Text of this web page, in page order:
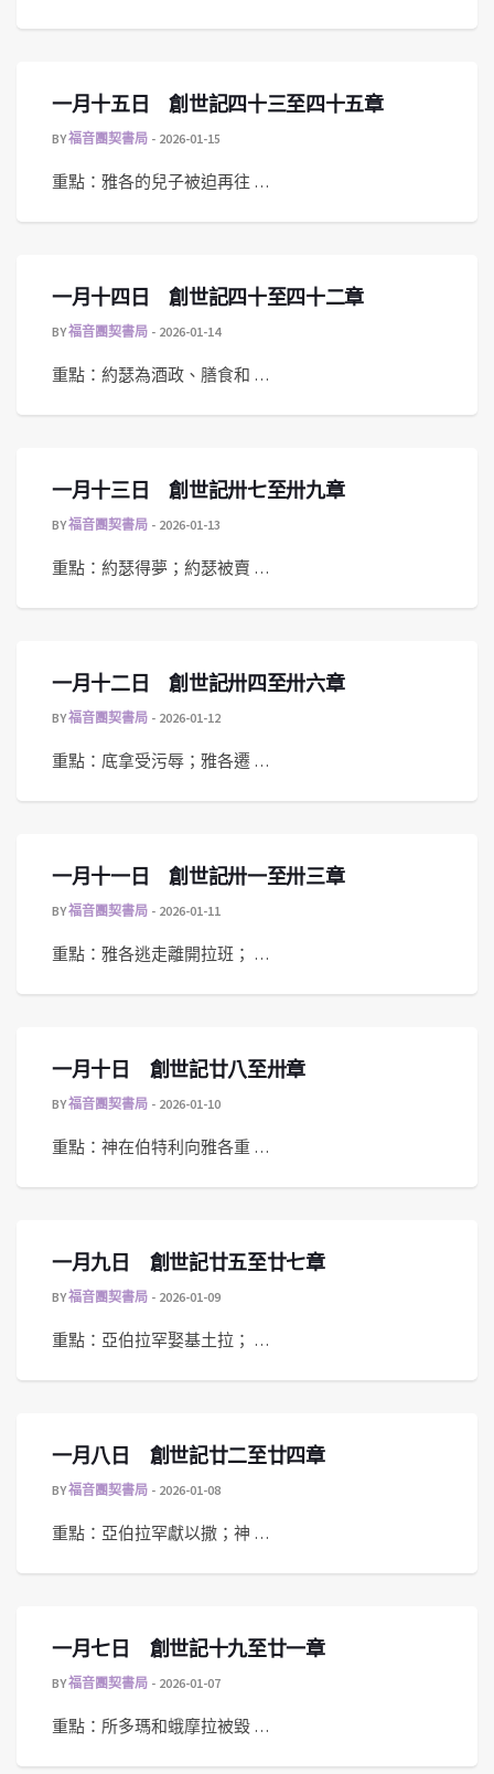
一月十五日 創世記四十三至四十五章
BY福音團契書局 2026-01-15
重點：雅各的兒子被迫再往 …
一月十四日 創世記四十至四十二章
BY福音團契書局 2026-01-14
重點：約瑟為酒政、膳食和 …
一月十三日 創世記卅七至卅九章
BY福音團契書局 2026-01-13
重點：約瑟得夢；約瑟被賣 …
一月十二日 創世記卅四至卅六章
BY福音團契書局 2026-01-12
重點：底拿受污辱；雅各遷 …
一月十一日 創世記卅一至卅三章
BY福音團契書局 2026-01-11
重點：雅各逃走離開拉班； …
一月十日 創世記廿八至卅章
BY福音團契書局 2026-01-10
重點：神在伯特利向雅各重 …
一月九日 創世記廿五至廿七章
BY福音團契書局 2026-01-09
重點：亞伯拉罕娶基土拉； …
一月八日 創世記廿二至廿四章
BY福音團契書局 2026-01-08
重點：亞伯拉罕獻以撒；神 …
一月七日 創世記十九至廿一章
BY福音團契書局 2026-01-07
重點：所多瑪和蛾摩拉被毀 …